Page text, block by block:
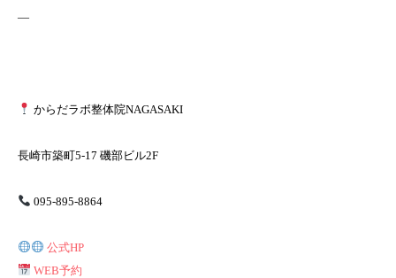
—
からだラボ整体院NAGASAKI
長崎市築町5-17 磯部ビル2F
095-895-8864
公式HP
WEB予約